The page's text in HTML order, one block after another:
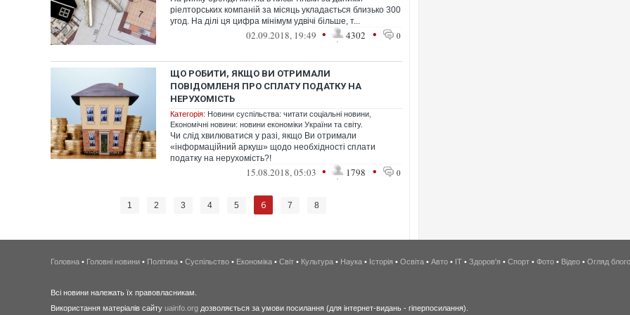
ріелторських компаній за місяць укладається близько 300
угод. На ділі ця цифра мінімум удвічі більше, т...
02.09.2018, 19:49 • 4302 • 0
ЩО РОБИТИ, ЯКЩО ВИ ОТРИМАЛИ
ПОВІДОМЛЕНЯ ПРО СПЛАТУ ПОДАТКУ НА
НЕРУХОМІСТЬ
Категорія: Новини суспільства: читати соціальні новини
Економічні новини: новини економіки України та світу.
Чи слід хвилюватися у разі, якщо Ви отримали
«інформаційний аркуш» щодо необхідності сплати
податку на нерухомість?!
15.08.2018, 05:03 • 1798 • 0
1 2 3 4 5 6 7 8
Головна • Головні новини • Політика • Суспільство • Економіка • Світ • Культура • Наука • Історія • Освіта • Авто • IT • Здоров'я • Спорт • Фото • Відео • Огляд
Всі новини належать їх правовласникам.
Використання матеріалів сайту uainfo.org дозволяється за умови посилання (для інтернет-видань - гіперпосилання).